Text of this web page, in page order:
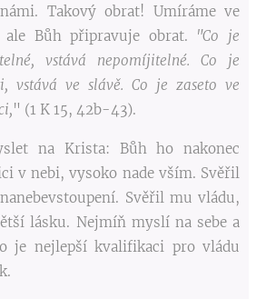
Takový obrat! Umíráme ve
Bůh připravuje obrat. "Co je
vstává nepomíjitelné. Co je
vstává ve slávě. Co je zaseto ve
" (1 K 15, 42b-43).
na Krista: Bůh ho nakonec
v nebi, vysoko nade vším. Svěřil
Svěřil mu vládu,
lásku. Nejmíň myslí na sebe a
je nejlepší kvalifikaci pro vládu